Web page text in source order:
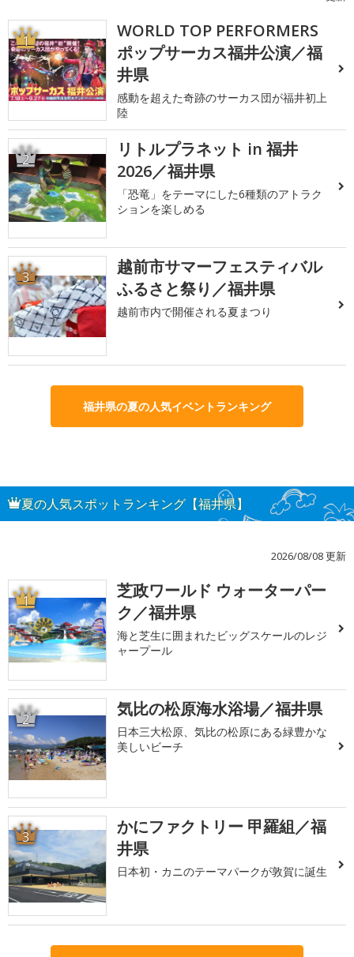
1
WORLD TOP PERFORMERS
ポップサーカス福井公演／福
井県
感動を超えた奇跡のサーカス団が福井初上
陸
2
リトルプラネット in 福井
2026／福井県
「恐竜」をテーマにした6種類のアトラク
ションを楽しめる
3
越前市サマーフェスティバル
ふるさと祭り／福井県
越前市内で開催される夏まつり
福井県の夏の人気イベントランキング
夏の人気スポットランキング【福井県】
2026/08/08 更新
1
芝政ワールド ウォーターパー
ク／福井県
海と芝生に囲まれたビッグスケールのレジ
ャープール
2 気比の松原海水浴場／福井県
日本三大松原、気比の松原にある緑豊かな
美しいビーチ
3
かにファクトリー 甲羅組／福
井県
日本初・カニのテーマパークが敦賀に誕生